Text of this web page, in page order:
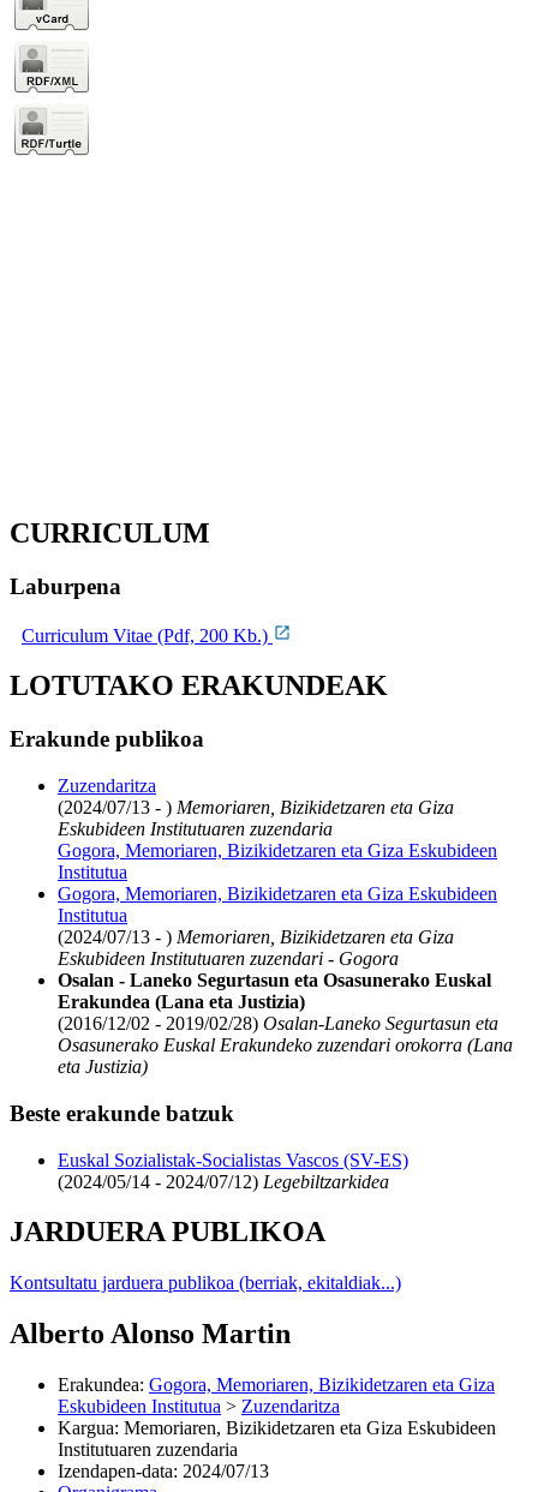
CURRICULUM
Laburpena
Curriculum Vitae (Pdf, 200 Kb.)
LOTUTAKO ERAKUNDEAK
Erakunde publikoa
Zuzendaritza
(2024/07/13 - ) Memoriaren, Bizikidetzaren eta Giza
Eskubideen Institutuaren zuzendaria
Gogora, Memoriaren, Bizikidetzaren eta Giza Eskubideen
Institutua
Gogora, Memoriaren, Bizikidetzaren eta Giza Eskubideen
Institutua
(2024/07/13 - ) Memoriaren, Bizikidetzaren eta Giza
Eskubideen Institutuaren zuzendari - Gogora
Osalan - Laneko Segurtasun eta Osasunerako Euskal
Erakundea (Lana eta Justizia)
(2016/12/02 - 2019/02/28) Osalan-Laneko Segurtasun eta
Osasunerako Euskal Erakundeko zuzendari orokorra (Lana
eta Justizia)
Beste erakunde batzuk
Euskal Sozialistak-Socialistas Vascos (SV-ES)
(2024/05/14 - 2024/07/12) Legebiltzarkidea
JARDUERA PUBLIKOA
Kontsultatu jarduera publikoa (berriak, ekitaldiak...)
Alberto Alonso Martin
Erakundea: Gogora, Memoriaren, Bizikidetzaren eta Giza
Eskubideen Institutua > Zuzendaritza
Kargua: Memoriaren, Bizikidetzaren eta Giza Eskubideen
Institutuaren zuzendaria
Izendapen-data: 2024/07/13